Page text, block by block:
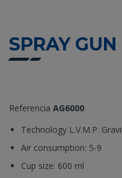
SPRAY GUN
Referencia AG6000
Technology L.V.M.P.
Air consumption: 5-9
Cup size: 600 ml